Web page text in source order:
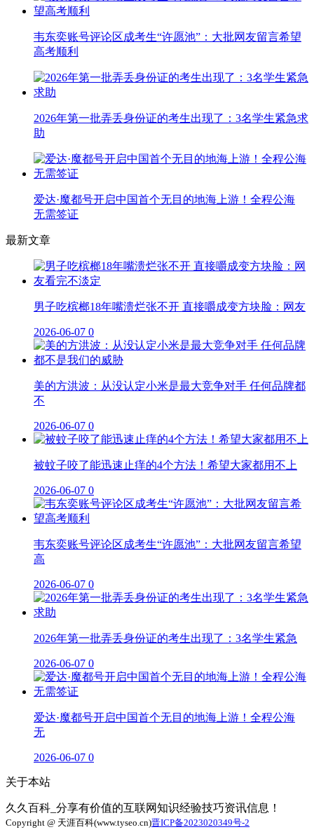
韦东奕账号评论区成考生“许愿池”：大批网友留言希望
高考顺利
2026年第一批弄丢身份证的考生出现了：3名学生紧急求
助
爱达·魔都号开启中国首个无目的地海上游！全程公海
无需签证
最新文章
男子吃槟榔18年嘴溃烂张不开 直接嚼成变方块脸：网友
2026-06-07 0
美的方洪波：从没认定小米是最大竞争对手 任何品牌都
不
2026-06-07 0
被蚊子咬了能迅速止痒的4个方法！希望大家都用不上
2026-06-07 0
韦东奕账号评论区成考生“许愿池”：大批网友留言希望
高
2026-06-07 0
2026年第一批弄丢身份证的考生出现了：3名学生紧急
2026-06-07 0
爱达·魔都号开启中国首个无目的地海上游！全程公海
无
2026-06-07 0
关于本站
久久百科_分享有价值的互联网知识经验技巧资讯信息！
Copyright @ 天涯百科(www.tyseo.cn)晋ICP备2023020349号-2